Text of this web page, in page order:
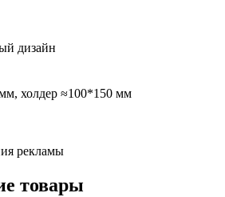
дизайн
холдер ≈100*150 мм
рекламы
товары